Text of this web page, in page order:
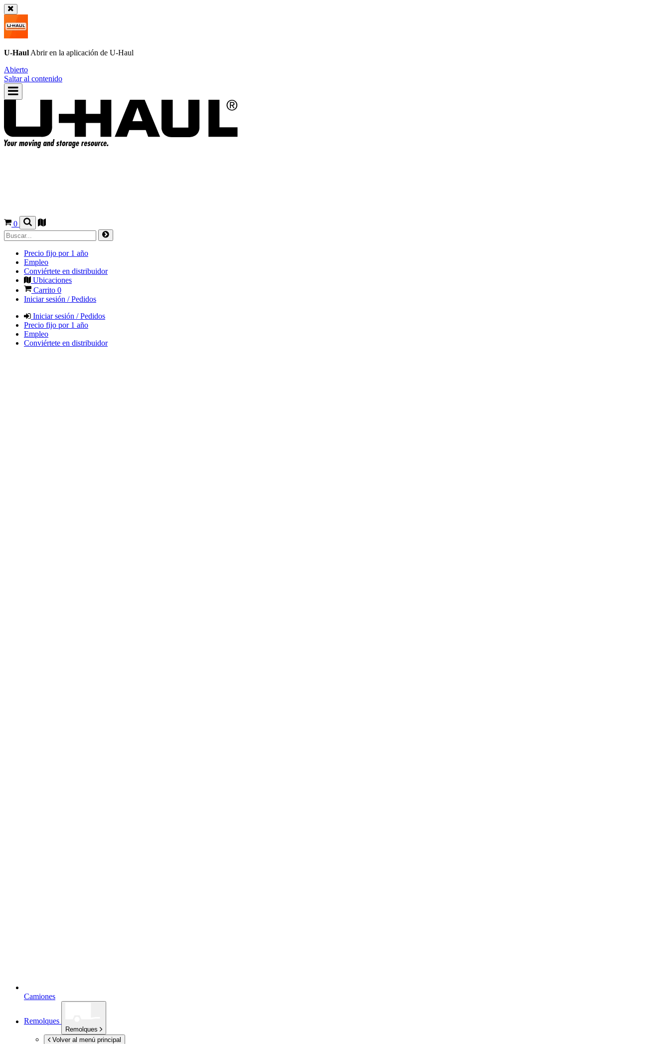
U-Haul Abrir en la aplicación de U-Haul
Abierto
Saltar al contenido
0
Precio fijo por 1 año
Empleo
Conviértete en distribuidor
Ubicaciones
Carrito 0
Iniciar sesión / Pedidos
Iniciar sesión / Pedidos
Precio fijo por 1 año
Empleo
Conviértete en distribuidor
Camiones
Remolques
Remolques
Volver al menú principal